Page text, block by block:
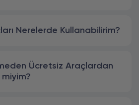
Nerelerde Kullanabilirim?
Ücretsiz Araçlardan